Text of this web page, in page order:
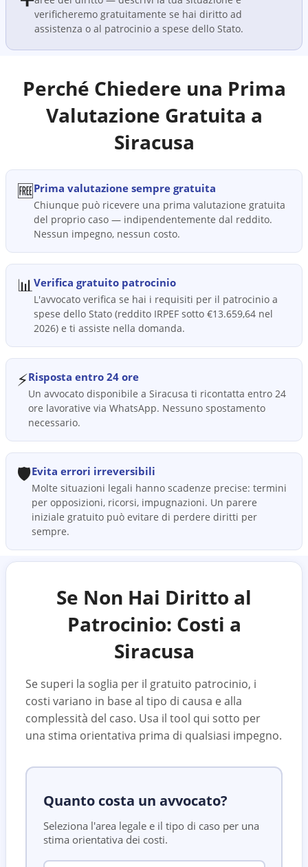
verificheremo gratuitamente se hai diritto ad
assistenza o al patrocinio a spese dello Stato.
Perché Chiedere una Prima
Valutazione Gratuita a
Siracusa
🆓Prima valutazione sempre gratuita
Chiunque può ricevere una prima valutazione gratuita
del proprio caso — indipendentemente dal reddito.
Nessun impegno, nessun costo.
📊Verifica gratuito patrocinio
L'avvocato verifica se hai i requisiti per il patrocinio a
spese dello Stato (reddito IRPEF sotto €13.659,64 nel
2026) e ti assiste nella domanda.
⚡Risposta entro 24 ore
Un avvocato disponibile a Siracusa ti ricontatta entro 24
ore lavorative via WhatsApp. Nessuno spostamento
necessario.
🛡️Evita errori irreversibili
Molte situazioni legali hanno scadenze precise: termini
per opposizioni, ricorsi, impugnazioni. Un parere
iniziale gratuito può evitare di perdere diritti per
sempre.
Se Non Hai Diritto al
Patrocinio: Costi a
Siracusa
Se superi la soglia per il gratuito patrocinio, i
costi variano in base al tipo di causa e alla
complessità del caso. Usa il tool qui sotto per
una stima orientativa prima di qualsiasi impegno.
Quanto costa un avvocato?
Seleziona l'area legale e il tipo di caso per una
stima orientativa dei costi.